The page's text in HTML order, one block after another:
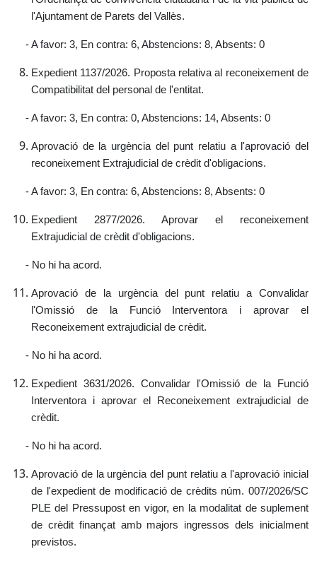
l'Ajuntament de Parets del Vallès.
- A favor: 3, En contra: 6, Abstencions: 8, Absents: 0
Expedient 1137/2026. Proposta relativa al reconeixement de
Compatibilitat del personal de l'entitat.
- A favor: 3, En contra: 0, Abstencions: 14, Absents: 0
Aprovació de la urgència del punt relatiu a l'aprovació del
reconeixement Extrajudicial de crèdit d'obligacions.
- A favor: 3, En contra: 6, Abstencions: 8, Absents: 0
Expedient 2877/2026. Aprovar el reconeixement
Extrajudicial de crèdit d'obligacions.
- No hi ha acord.
Aprovació de la urgència del punt relatiu a Convalidar
l'Omissió de la Funció Interventora i aprovar el
Reconeixement extrajudicial de crèdit.
- No hi ha acord.
Expedient 3631/2026. Convalidar l'Omissió de la Funció
Interventora i aprovar el Reconeixement extrajudicial de
crèdit.
- No hi ha acord.
Aprovació de la urgència del punt relatiu a l'aprovació inicial
de l'expedient de modificació de crèdits núm. 007/2026/SC
PLE del Pressupost en vigor, en la modalitat de suplement
de crèdit finançat amb majors ingressos dels inicialment
previstos.